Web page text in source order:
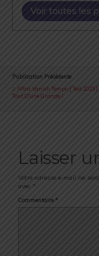
Voir toutes les
Publication Précédente
Altra Vanish Tempo [ Test 2023 ]
Tout D'une Grande !
Laisser
Votre adresse e-mail ne
avec *
Commentaire *